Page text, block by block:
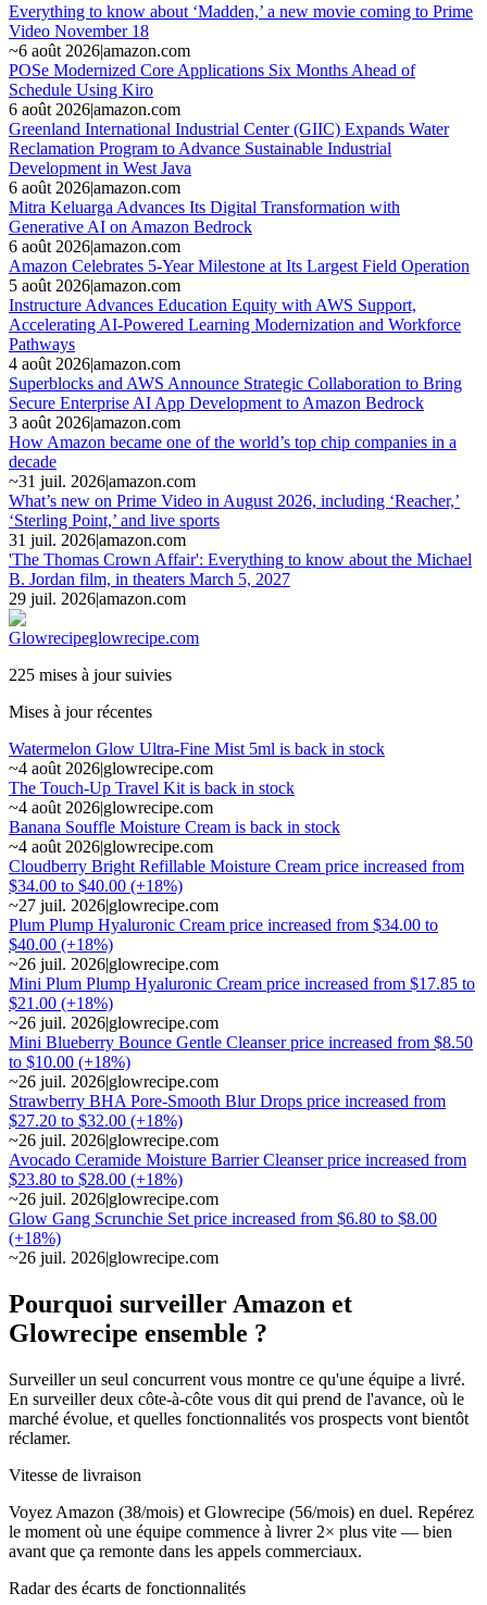
Everything to know about ‘Madden,’ a new movie coming to Prime
Video November 18
~6 août 2026|amazon.com
POSe Modernized Core Applications Six Months Ahead of
Schedule Using Kiro
6 août 2026|amazon.com
Greenland International Industrial Center (GIIC) Expands Water
Reclamation Program to Advance Sustainable Industrial
Development in West Java
6 août 2026|amazon.com
Mitra Keluarga Advances Its Digital Transformation with
Generative AI on Amazon Bedrock
6 août 2026|amazon.com
Amazon Celebrates 5-Year Milestone at Its Largest Field Operation
5 août 2026|amazon.com
Instructure Advances Education Equity with AWS Support,
Accelerating AI-Powered Learning Modernization and Workforce
Pathways
4 août 2026|amazon.com
Superblocks and AWS Announce Strategic Collaboration to Bring
Secure Enterprise AI App Development to Amazon Bedrock
3 août 2026|amazon.com
How Amazon became one of the world’s top chip companies in a
decade
~31 juil. 2026|amazon.com
What’s new on Prime Video in August 2026, including ‘Reacher,’
‘Sterling Point,’ and live sports
31 juil. 2026|amazon.com
'The Thomas Crown Affair': Everything to know about the Michael
B. Jordan film, in theaters March 5, 2027
29 juil. 2026|amazon.com
Glowrecipeglowrecipe.com
225 mises à jour suivies
Mises à jour récentes
Watermelon Glow Ultra-Fine Mist 5ml is back in stock
~4 août 2026|glowrecipe.com
The Touch-Up Travel Kit is back in stock
~4 août 2026|glowrecipe.com
Banana Souffle Moisture Cream is back in stock
~4 août 2026|glowrecipe.com
Cloudberry Bright Refillable Moisture Cream price increased from
$34.00 to $40.00 (+18%)
~27 juil. 2026|glowrecipe.com
Plum Plump Hyaluronic Cream price increased from $34.00 to
$40.00 (+18%)
~26 juil. 2026|glowrecipe.com
Mini Plum Plump Hyaluronic Cream price increased from $17.85 to
$21.00 (+18%)
~26 juil. 2026|glowrecipe.com
Mini Blueberry Bounce Gentle Cleanser price increased from $8.50
to $10.00 (+18%)
~26 juil. 2026|glowrecipe.com
Strawberry BHA Pore-Smooth Blur Drops price increased from
$27.20 to $32.00 (+18%)
~26 juil. 2026|glowrecipe.com
Avocado Ceramide Moisture Barrier Cleanser price increased from
$23.80 to $28.00 (+18%)
~26 juil. 2026|glowrecipe.com
Glow Gang Scrunchie Set price increased from $6.80 to $8.00
(+18%)
~26 juil. 2026|glowrecipe.com
Pourquoi surveiller Amazon et
Glowrecipe ensemble ?
Surveiller un seul concurrent vous montre ce qu'une équipe a livré.
En surveiller deux côte-à-côte vous dit qui prend de l'avance, où le
marché évolue, et quelles fonctionnalités vos prospects vont bientôt
réclamer.
Vitesse de livraison
Voyez Amazon (38/mois) et Glowrecipe (56/mois) en duel. Repérez
le moment où une équipe commence à livrer 2× plus vite — bien
avant que ça remonte dans les appels commerciaux.
Radar des écarts de fonctionnalités